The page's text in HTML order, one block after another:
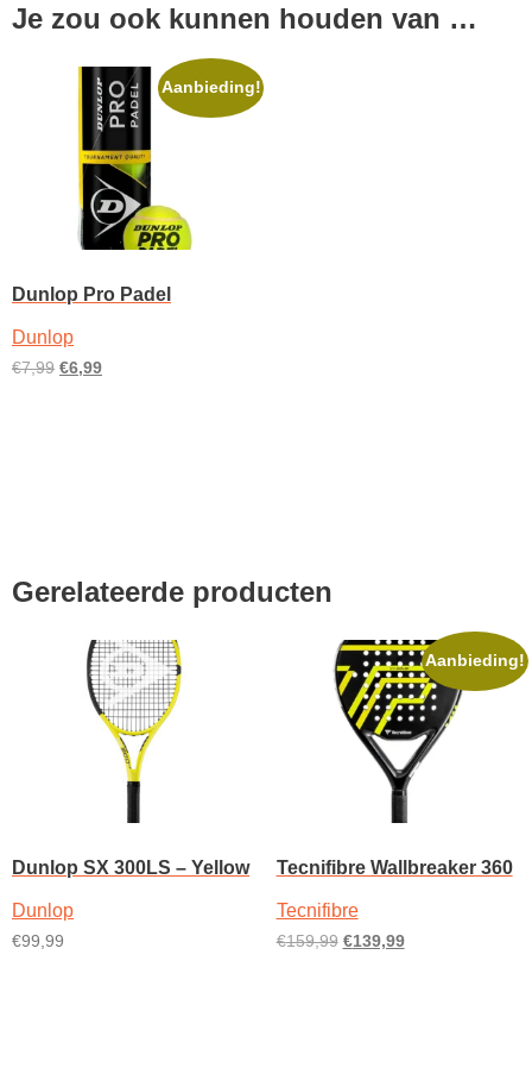
Je zou ook kunnen houden van …
Aanbieding!
Dunlop Pro Padel
Dunlop
€7,99 Oorspronkelijke
€6,99Huidige
Gerelateerde producten
Dunlop SX 300LS – Yellow
Dunlop
€99,99
Aanbieding!
Tecnifibre Wallbreaker 360
Tecnifibre
€159,99 Oorspronkelijke
€139,99Huidige